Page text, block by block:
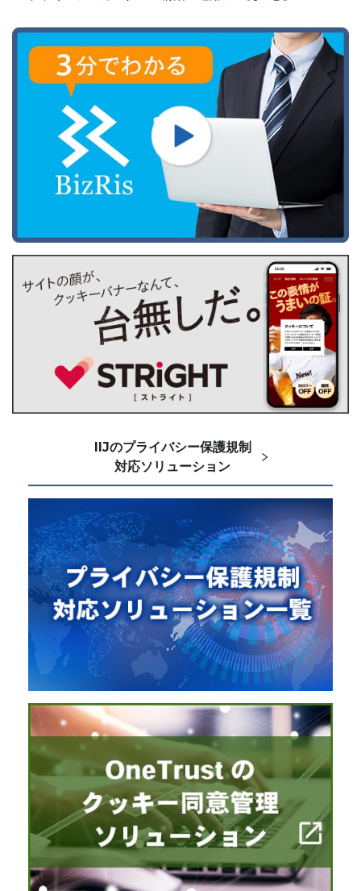
IIJのプライバシー保護規制
対応ソリューション